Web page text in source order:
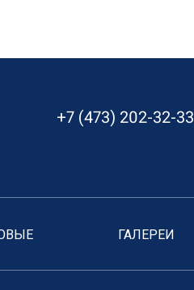
+7 (473) 202-32-33
ГАЛЕРЕИ